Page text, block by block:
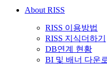
About RISS
RISS 이용방법
RISS 지식더하기
DB연계 현황
BI 및 배너 다운